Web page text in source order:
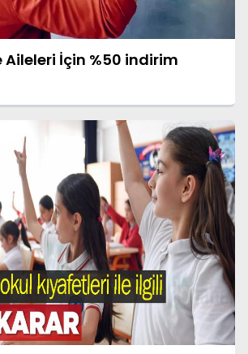
Aileleri İçin %50 indirim